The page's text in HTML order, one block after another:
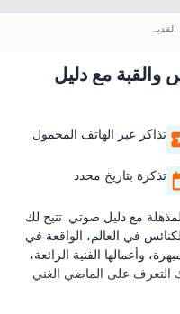
دخول بازيليك القديس بطرس والقبة مع دليل صوتي
مع دليل
تذاكر عبر الهاتف المحمول
تذكرة بتاريخ محدد
مع دليل صوتي. تتيح لك
في العالم، الواقعة في
وأعمالها الفنية الرائعة،
التعرف على الماضي الغني